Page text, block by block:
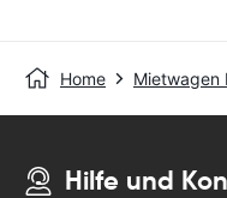
Home Mietwagen
Hilfe und